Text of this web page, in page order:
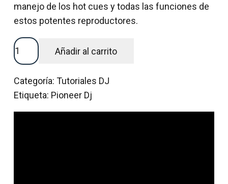
manejo de los hot cues y todas las funciones de
estos potentes reproductores.
TUTORIAL
TÉCNICO
DJ
CDJ-
3000
Añadir al carrito
Categoría: Tutoriales DJ
Etiqueta: Pioneer Dj